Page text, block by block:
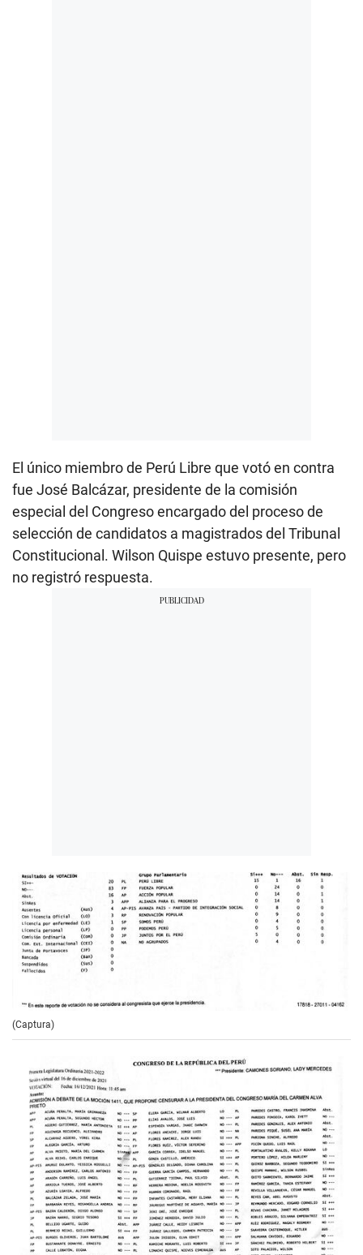
El único miembro de Perú Libre que votó en contra
fue José Balcázar, presidente de la comisión
especial del Congreso encargado del proceso de
selección de candidatos a magistrados del Tribunal
Constitucional. Wilson Quispe estuvo presente, pero
no registró respuesta.
(Captura)